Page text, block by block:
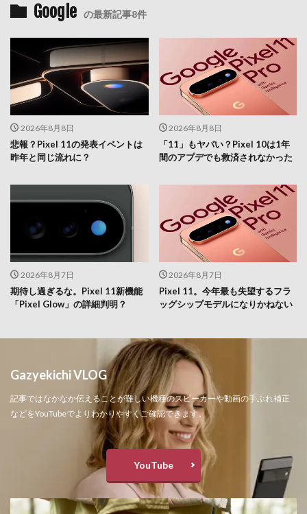
Google の最新記事8件
2026年8月8日
悲報？Pixel 11の発表イベントは
昨年と同じ流れに？
2026年8月8日
「11」もヤバい？Pixel 10は1年
間のアプデでも救済されなかった
2026年8月7日
期待し過ぎるな。Pixel 11新機能
「Pixel Glow」の詳細判明？
2026年8月7日
Pixel 11。今年最も失望するフラ
ッグシップモデルになりかねない
Gazyekichi VLOG
記事ではなかなか伝えることが難しい機種のスピーカーや動画の手ぶれ補正
などをYouTubeでよりわかりやすくご確認できます。
YouTube